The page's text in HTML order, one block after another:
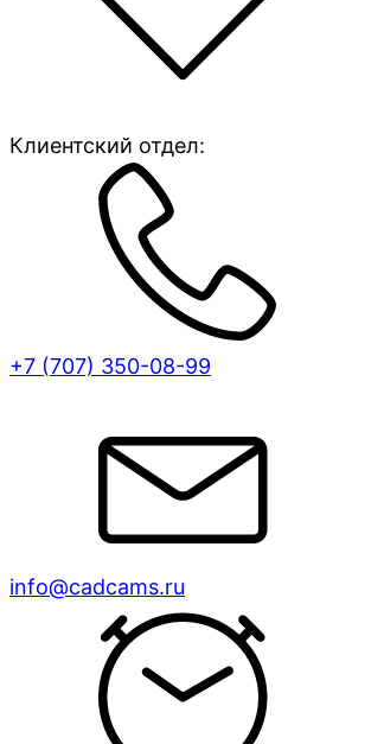
Клиентский отдел:
+7 (707) 350-08-99
info@cadcams.ru